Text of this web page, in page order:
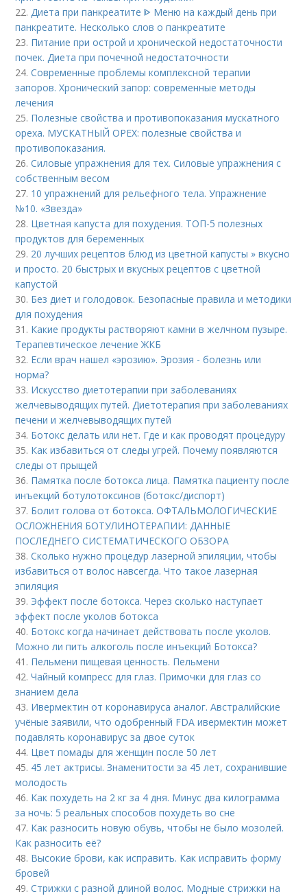
22.Диета при панкреатите ᐈ Меню на каждый день при
панкреатите. Несколько слов о панкреатите
23. Питание при острой и хронической недостаточности
почек. Диета при почечной недостаточности
24.Современные проблемы комплексной терапии
запоров. Хронический запор: современные методы
лечения
25. Полезные свойства и противопоказания мускатного
ореха. МУСКАТНЫЙ ОРЕХ: полезные свойства и
противопоказания.
26.Силовые упражнения для тех. Силовые упражнения с
собственным весом
27. 10 упражнений для рельефного тела. Упражнение
№10. «Звезда»
28. Цветная капуста для похудения. ТОП-5 полезных
продуктов для беременных
29. 20 лучших рецептов блюд из цветной капусты » вкусно
и просто. 20 быстрых и вкусных рецептов с цветной
капустой
30. Без диет и голодовок. Безопасные правила и методики
для похудения
31. Какие продукты растворяют камни в желчном пузыре.
Терапевтическое лечение ЖКБ
32. Если врач нашел «эрозию». Эрозия - болезнь или
норма?
33. Искусство диетотерапии при заболеваниях
желчевыводящих путей. Диетотерапия при заболеваниях
печени и желчевыводящих путей
34. Ботокс делать или нет. Где и как проводят процедуру
35. Как избавиться от следы угрей. Почему появляются
следы от прыщей
36. Памятка после ботокса лица. Памятка пациенту после
инъекций ботулотоксинов (ботокс/диспорт)
37. Болит голова от ботокса. ОФТАЛЬМОЛОГИЧЕСКИЕ
ОСЛОЖНЕНИЯ БОТУЛИНОТЕРАПИИ: ДАННЫЕ
ПОСЛЕДНЕГО СИСТЕМАТИЧЕСКОГО ОБЗОРА
38.Сколько нужно процедур лазерной эпиляции, чтобы
избавиться от волос навсегда. Что такое лазерная
эпиляция
39. Эффект после ботокса. Через сколько наступает
эффект после уколов ботокса
40. Ботокс когда начинает действовать после уколов.
Можно ли пить алкоголь после инъекций Ботокса?
41. Пельмени пищевая ценность. Пельмени
42.Чайный компресс для глаз. Примочки для глаз со
знанием дела
43. Ивермектин от коронавируса аналог. Австралийские
учёные заявили, что одобренный FDA ивермектин может
подавлять коронавирус за двое суток
44. Цвет помады для женщин после 50 лет
45. 45 лет актрисы. Знаменитости за 45 лет, сохранившие
молодость
46. Как похудеть на 2 кг за 4 дня. Минус два килограмма
за ночь: 5 реальных способов похудеть во сне
47. Как разносить новую обувь, чтобы не было мозолей.
Как разносить её?
48. Высокие брови, как исправить. Как исправить форму
бровей
49.Стрижки с разной длиной волос. Модные стрижки на